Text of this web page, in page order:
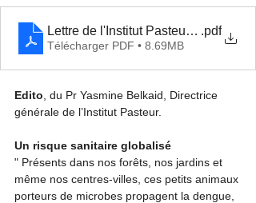
Lettre de l'Institut Pasteur _ 132
.pdf
Télécharger PDF • 8.69MB
Edito , du Pr Yasmine Belkaid, Directrice
générale de l’Institut Pasteur.
Un risque sanitaire globalisé
" Présents dans nos forêts, nos jardins et
même nos centres-villes, ces petits animaux
porteurs de microbes propagent la dengue,